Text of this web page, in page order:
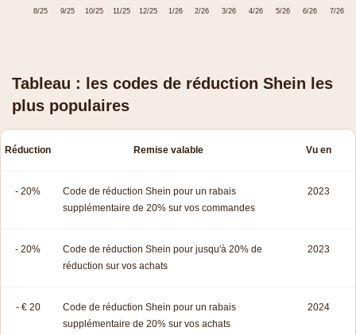
8/25 9/25 10/25 11/25 12/25 1/26 2/26 3/26 4/26 5/26 6/26 7/26
Tableau : les codes de réduction Shein les
plus populaires
Réduction Remise valable Vu en
- 20%
Code de réduction Shein pour un rabais
supplémentaire de 20% sur vos commandes
2023
- 20%
Code de réduction Shein pour jusqu'à 20% de
réduction sur vos achats
2023
- € 20
Code de réduction Shein pour un rabais
supplémentaire de 20% sur vos achats
2024